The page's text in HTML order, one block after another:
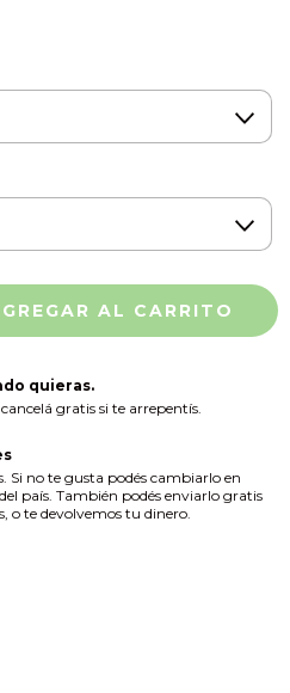
quieras.
gratis si te arrepentís.
Si no te gusta podés cambiarlo en
país. También podés enviarlo gratis
o te devolvemos tu dinero.